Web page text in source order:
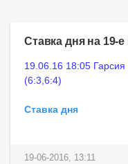
Ставка дня на 19-
19.06.16 18:05
(6:3,6:4)
Ставка дня
19-06-2016, 13:11